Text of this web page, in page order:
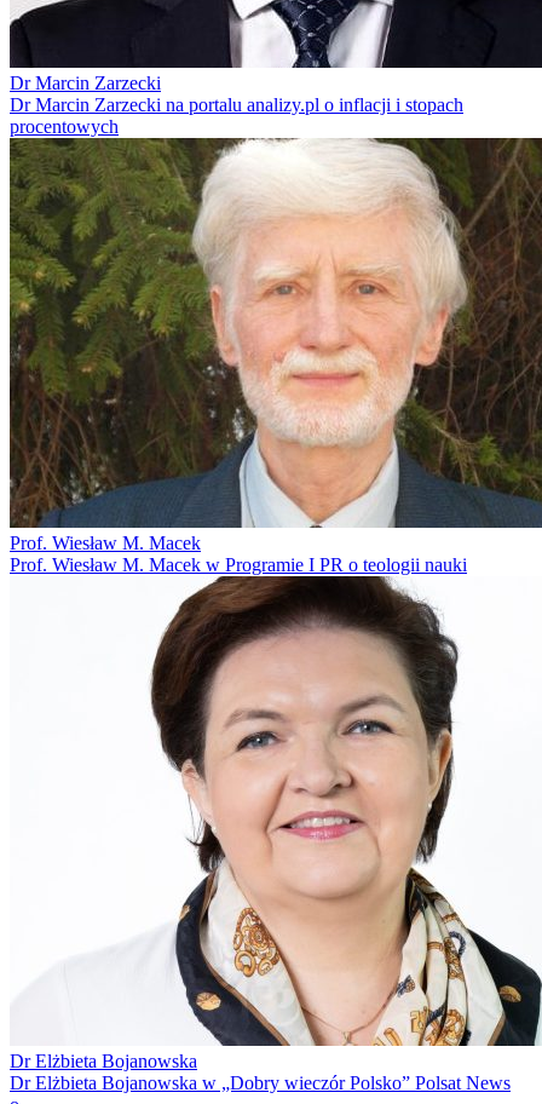
Dr Marcin Zarzecki
Dr Marcin Zarzecki na portalu analizy.pl o inflacji i stopach
procentowych
Prof. Wiesław M. Macek
Prof. Wiesław M. Macek w Programie I PR o teologii nauki
Dr Elżbieta Bojanowska
Dr Elżbieta Bojanowska w „Dobry wieczór Polsko” Polsat News